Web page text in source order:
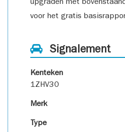
upgraden met
voor het gratis
Signalement
Kenteken
1ZHV30
Merk
Type